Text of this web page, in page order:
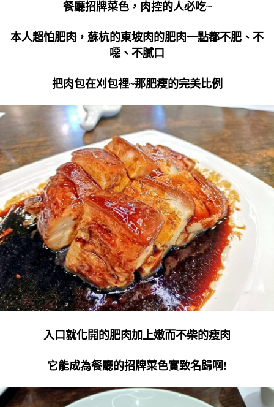
餐廳招牌菜色，肉控的人必吃~
本人超怕肥肉，蘇杭的東坡肉的肥肉一點都不肥、不
噁、不膩口
把肉包在刈包裡~那肥瘦的完美比例
入口就化開的肥肉加上嫩而不柴的瘦肉
它能成為餐廳的招牌菜色實致名歸啊!